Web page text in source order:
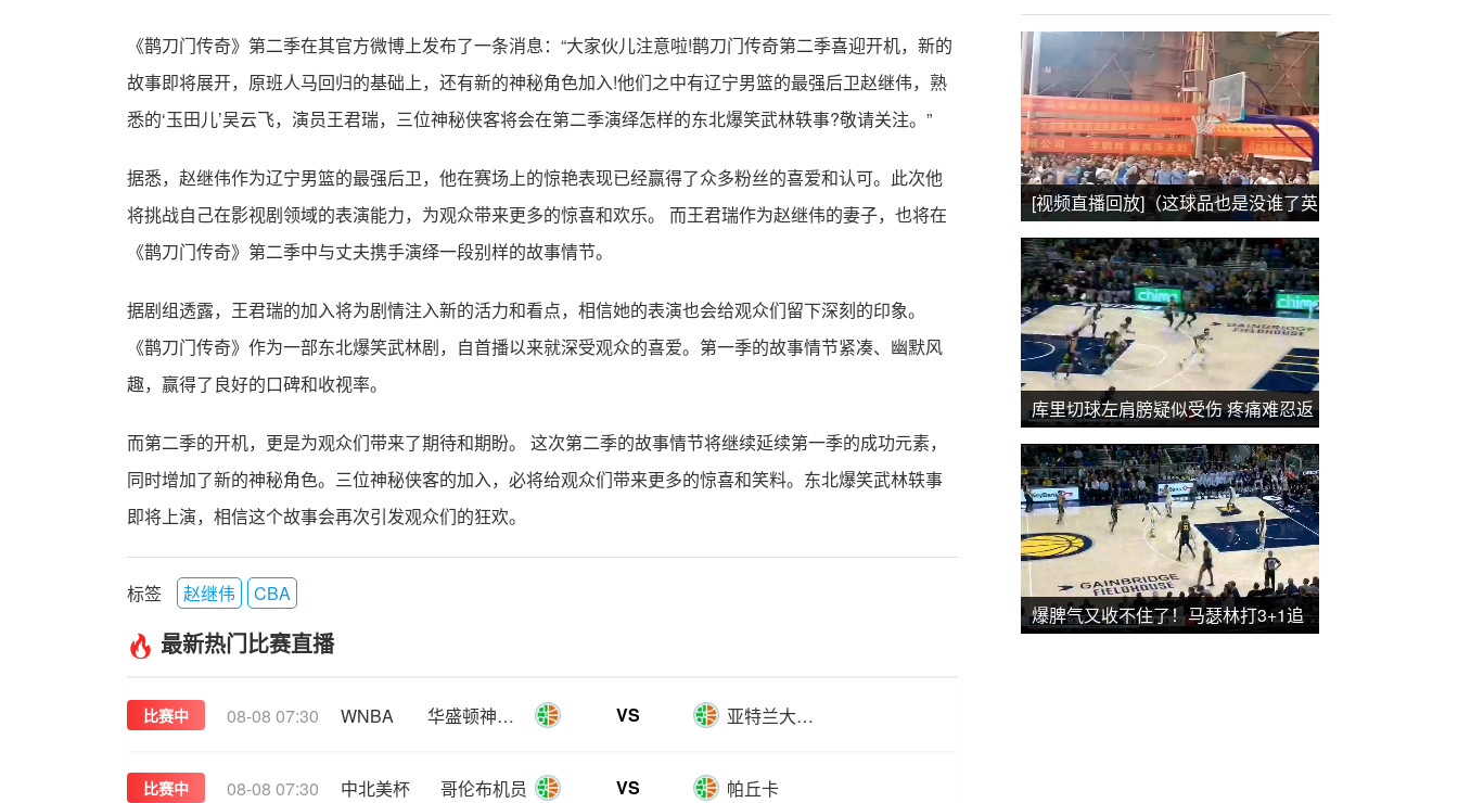
《鹊刀门传奇》第二季在其官方微博上发布了一条消息：“大家伙儿注意啦!鹊刀门传奇第二季喜迎开机，新的
故事即将展开，原班人马回归的基础上，还有新的神秘角色加入!他们之中有辽宁男篮的最强后卫赵继伟，熟
悉的‘玉田儿’吴云飞，演员王君瑞，三位神秘侠客将会在第二季演绎怎样的东北爆笑武林轶事?敬请关注。”
据悉，赵继伟作为辽宁男篮的最强后卫，他在赛场上的惊艳表现已经赢得了众多粉丝的喜爱和认可。此次他
将挑战自己在影视剧领域的表演能力，为观众带来更多的惊喜和欢乐。 而王君瑞作为赵继伟的妻子，也将在
《鹊刀门传奇》第二季中与丈夫携手演绎一段别样的故事情节。
据剧组透露，王君瑞的加入将为剧情注入新的活力和看点，相信她的表演也会给观众们留下深刻的印象。
《鹊刀门传奇》作为一部东北爆笑武林剧，自首播以来就深受观众的喜爱。第一季的故事情节紧凑、幽默风
趣，赢得了良好的口碑和收视率。
而第二季的开机，更是为观众们带来了期待和期盼。 这次第二季的故事情节将继续延续第一季的成功元素，
同时增加了新的神秘角色。三位神秘侠客的加入，必将给观众们带来更多的惊喜和笑料。东北爆笑武林轶事
即将上演，相信这个故事会再次引发观众们的狂欢。
标签 赵继伟 CBA
最新热门比赛直播
比赛中 08-08 07:30 WNBA 华盛顿神秘人 VS 亚特兰大梦想
比赛中 08-08 07:30 中北美杯 哥伦布机员 VS 帕丘卡
[视频直播回放]（这球品也是没谁了英
语）这球品也是没谁了
库里切球左肩膀疑似受伤 疼痛难忍返
回更衣室 本场比赛不会回归
爆脾气又收不住了！马瑟林打3+1追